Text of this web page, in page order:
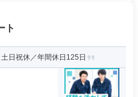
ト
日祝休／年間休日125日